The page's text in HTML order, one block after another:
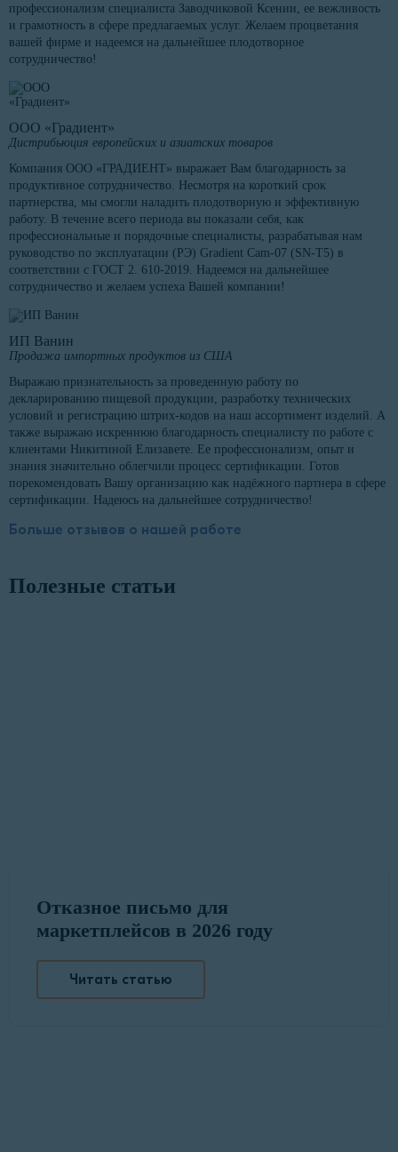
профессионализм специалиста Заводчиковой Ксении, ее вежливость
и грамотность в сфере предлагаемых услуг. Желаем процветания
вашей фирме и надеемся на дальнейшее плодотворное
сотрудничество!
ООО «Градиент»
Дистрибьюция европейских и азиатских товаров
Компания ООО «ГРАДИЕНТ» выражает Вам благодарность за
продуктивное сотрудничество. Несмотря на короткий срок
партнерства, мы смогли наладить плодотворную и эффективную
работу. В течение всего периода вы показали себя, как
профессиональные и порядочные специалисты, разрабатывая нам
руководство по эксплуатации (РЭ) Gradient Cam-07 (SN-T5) в
соответствии с ГОСТ 2. 610-2019. Надеемся на дальнейшее
сотрудничество и желаем успеха Вашей компании!
ИП Ванин
Продажа импортных продуктов из США
Выражаю признательность за проведенную работу по
декларированию пищевой продукции, разработку технических
условий и регистрацию штрих-кодов на наш ассортимент изделий. А
также выражаю искреннюю благодарность специалисту по работе с
клиентами Никитиной Елизавете. Ее профессионализм, опыт и
знания значительно облегчили процесс сертификации. Готов
порекомендовать Вашу организацию как надёжного партнера в сфере
сертификации. Надеюсь на дальнейшее сотрудничество!
Больше отзывов о нашей работе
Полезные статьи
Отказное письмо для
маркетплейсов в 2026 году
Читать статью